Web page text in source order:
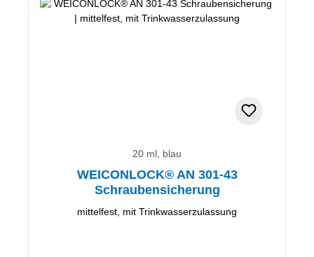
20 ml, blau
WEICONLOCK® AN 301-43
Schraubensicherung
mittelfest, mit Trinkwasserzulassung